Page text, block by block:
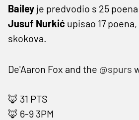
Bailey je predvodio s 25
Jusuf Nurkić upisao 17
skokova.
De'Aaron Fox and the @spurs
🦊 31 PTS
🦊 6-9 3PM